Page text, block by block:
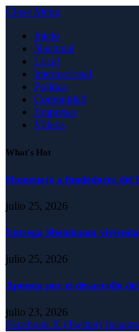
Close Menu
Inicio
Nacional
Local
Internacional
Política
Comunidad
Empresas
Videos
What's Hot
Homenaje a fundadores del
julio 25, 2026
Entrega Sheinbaum
julio 25, 2026
Apuesta por el desarrollo
julio 23, 2026
Facebook X (Twitter)